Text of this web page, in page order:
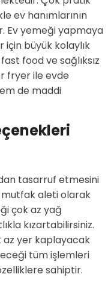
ev hanımlarının
Ev yemeği yapmaya
için büyük kolaylık
food ve sağlıksız
fryer ile evde
de maddi
tasarruf etmesini
aleti olarak
çok az yağ
kızartabilirsiniz.
az yer kaplayacak
tüm işlemleri
sahiptir.